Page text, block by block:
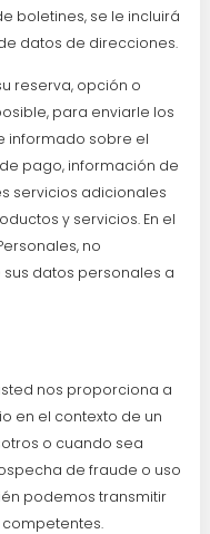
boletines, se le incluirá
datos de direcciones.
reserva, opción o
para enviarle los
informado sobre el
pago, información de
servicios adicionales
y servicios. En el
no
datos personales a
nos proporciona a
en el contexto de un
o cuando sea
de fraude o uso
podemos transmitir